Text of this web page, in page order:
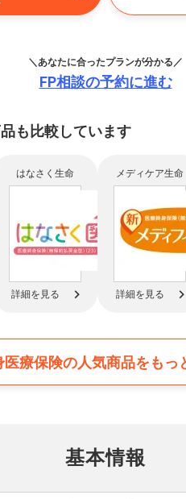
＼あなたに合ったプランが分かる／
FP相談の予約に進む
も比較しています
はなさく生命
詳細を見る
メディケア生命
詳細を見る
医療保険の人気商品をもっ
基本情報